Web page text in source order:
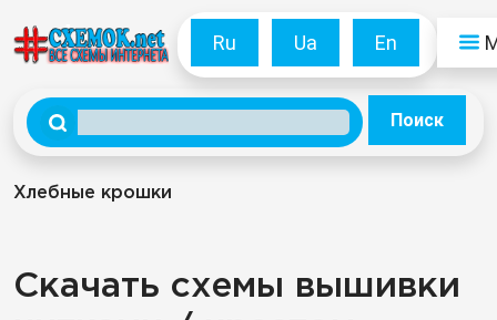
Ru Ua En
Поиск
Хлебные крошки
Скачать схемы вышивки